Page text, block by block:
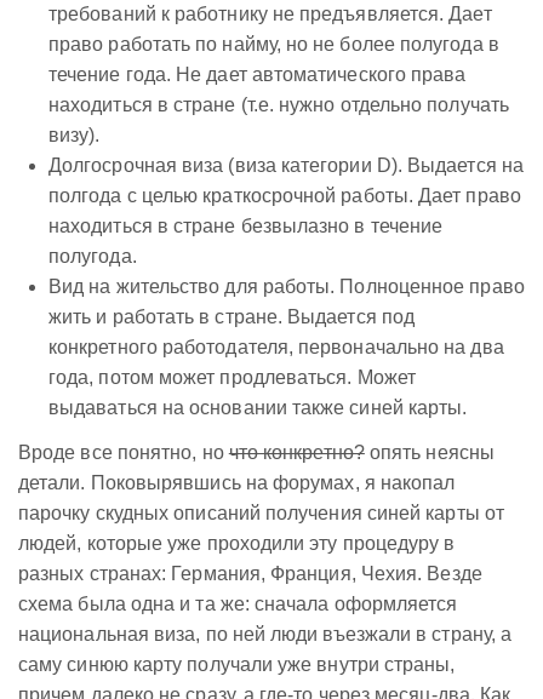
требований к работнику не предъявляется. Дает
право работать по найму, но не более полугода в
течение года. Не дает автоматического права
находиться в стране (т.е. нужно отдельно получать
визу).
Долгосрочная виза (виза категории D). Выдается на
полгода с целью краткосрочной работы. Дает право
находиться в стране безвылазно в течение
полугода.
Вид на жительство для работы. Полноценное право
жить и работать в стране. Выдается под
конкретного работодателя, первоначально на два
года, потом может продлеваться. Может
выдаваться на основании также синей карты.
Вроде все понятно, ночто конкретно?опять неясны
детали. Поковырявшись на форумах, я накопал
парочку скудных описаний получения синей карты от
людей, которые уже проходили эту процедуру в
разных странах: Германия, Франция, Чехия. Везде
схема была одна и та же: сначала оформляется
национальная виза, по ней люди въезжали в страну, а
саму синюю карту получали уже внутри страны,
причем далеко не сразу, а где-то через месяц-два. Как